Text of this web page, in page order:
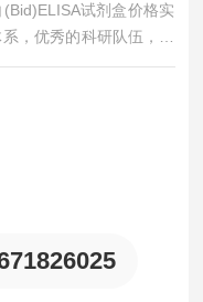
试剂盒价格实
，优秀的科研队伍，准
，凡购买我司的试剂盒